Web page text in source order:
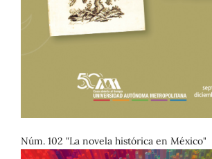
Núm. 102 "La novela histórica en México"